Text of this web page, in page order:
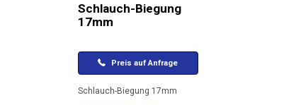
Schlauch-Biegung
17mm
Preis auf Anfrage
Schlauch-Biegung 17mm